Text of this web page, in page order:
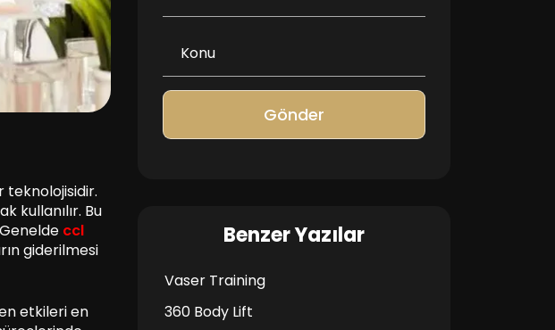
teknolojisidir.
kullanılır. Bu
ccl
giderilmesi
etkileri en
Gönder
Benzer Yazılar
Vaser Training
360 Body Lift